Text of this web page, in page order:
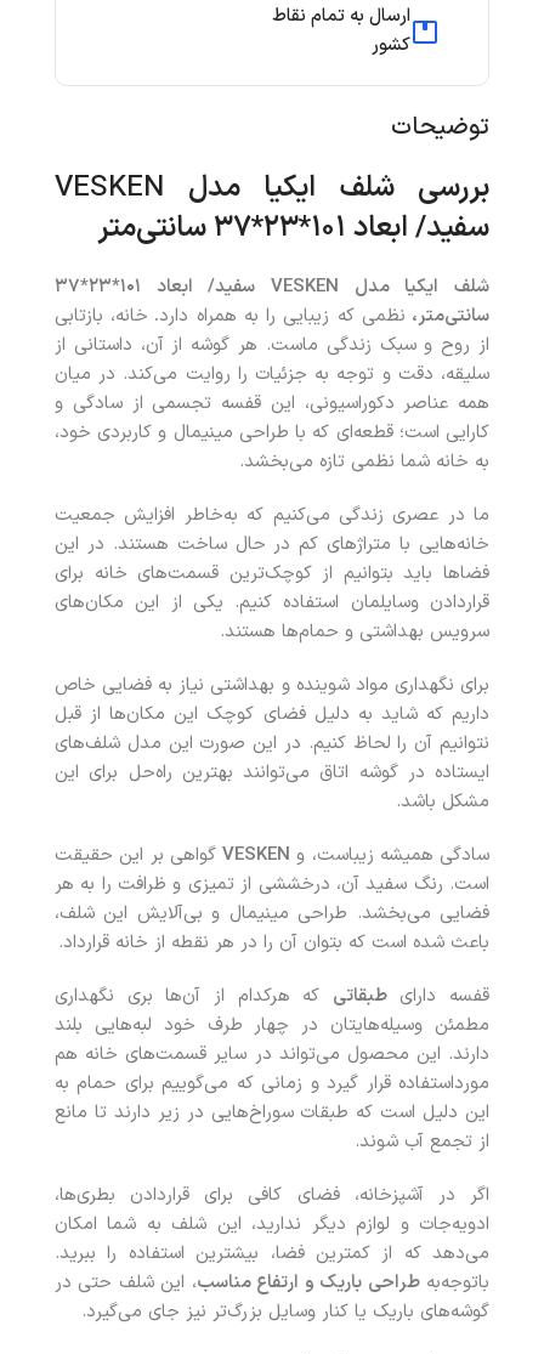
ارسال به تمام نقاط
کشور
توضیحات
بررسی شلف ایکیا مدل VESKEN
سفید/ ابعاد ۱۰۱*۲۳*۳۷ سانتی‌متر
شلف ایکیا مدل VESKEN
سفید/ ابعاد ۱۰۱*۲۳*۳۷
سانتی‌متر، نظمی که زیبایی را به همراه دارد. خانه، بازتابی
از روح و سبک زندگی ماست. هر گوشه از آن، داستانی از
سلیقه، دقت و توجه به جزئیات را روایت می‌کند. در میان
همه عناصر دکوراسیونی، این قفسه تجسمی از سادگی و
کارایی است؛ قطعه‌ای که با طراحی مینیمال و کاربردی خود،
به خانه شما نظمی تازه می‌بخشد.
ما در عصری زندگی می‌کنیم که به‌خاطر افزایش جمعیت
خانه‌هایی با متراژهای کم در حال ساخت هستند. در این
فضاها باید بتوانیم از کوچک‌ترین قسمت‌های خانه برای
قراردادن وسایلمان استفاده کنیم. یکی از این مکان‌های
سرویس بهداشتی و حمام‌ها هستند.
برای نگهداری مواد شوینده و بهداشتی نیاز به فضایی خاص
داریم که شاید به دلیل فضای کوچک این مکان‌ها از قبل
نتوانیم آن را لحاظ کنیم. در این صورت این مدل شلف‌های
ایستاده در گوشه اتاق می‌توانند بهترین راه‌حل برای این
مشکل باشد.
سادگی همیشه زیباست، و VESKEN گواهی بر این حقیقت
است. رنگ سفید آن، درخششی از تمیزی و ظرافت را به هر
فضایی می‌بخشد. طراحی مینیمال و بی‌آلایش این شلف،
باعث شده است که بتوان آن را در هر نقطه از خانه قرارداد.
قفسه دارایطبقاتی که هرکدام از آن‌ها بری نگهداری
مطمئن وسیله‌هایتان در چهار طرف خود لبه‌هایی بلند
دارند. این محصول می‌تواند در سایر قسمت‌های خانه هم
مورداستفاده قرار گیرد و زمانی که می‌گوییم برای حمام به
این دلیل است که طبقات سوراخ‌هایی در زیر دارند تا مانع
از تجمع آب شوند.
اگر در آشپزخانه، فضای کافی برای قراردادن بطری‌ها،
ادویه‌جات و لوازم دیگر ندارید، این شلف به شما امکان
می‌دهد که از کمترین فضا، بیشترین استفاده را ببرید.
باتوجه‌بهطراحی باریک و ارتفاع مناسب، این شلف حتی در
گوشه‌های باریک یا کنار وسایل بزرگ‌تر نیز جای می‌گیرد.